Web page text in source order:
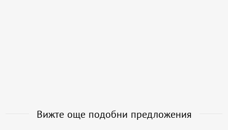
Вижте още подобни предложения